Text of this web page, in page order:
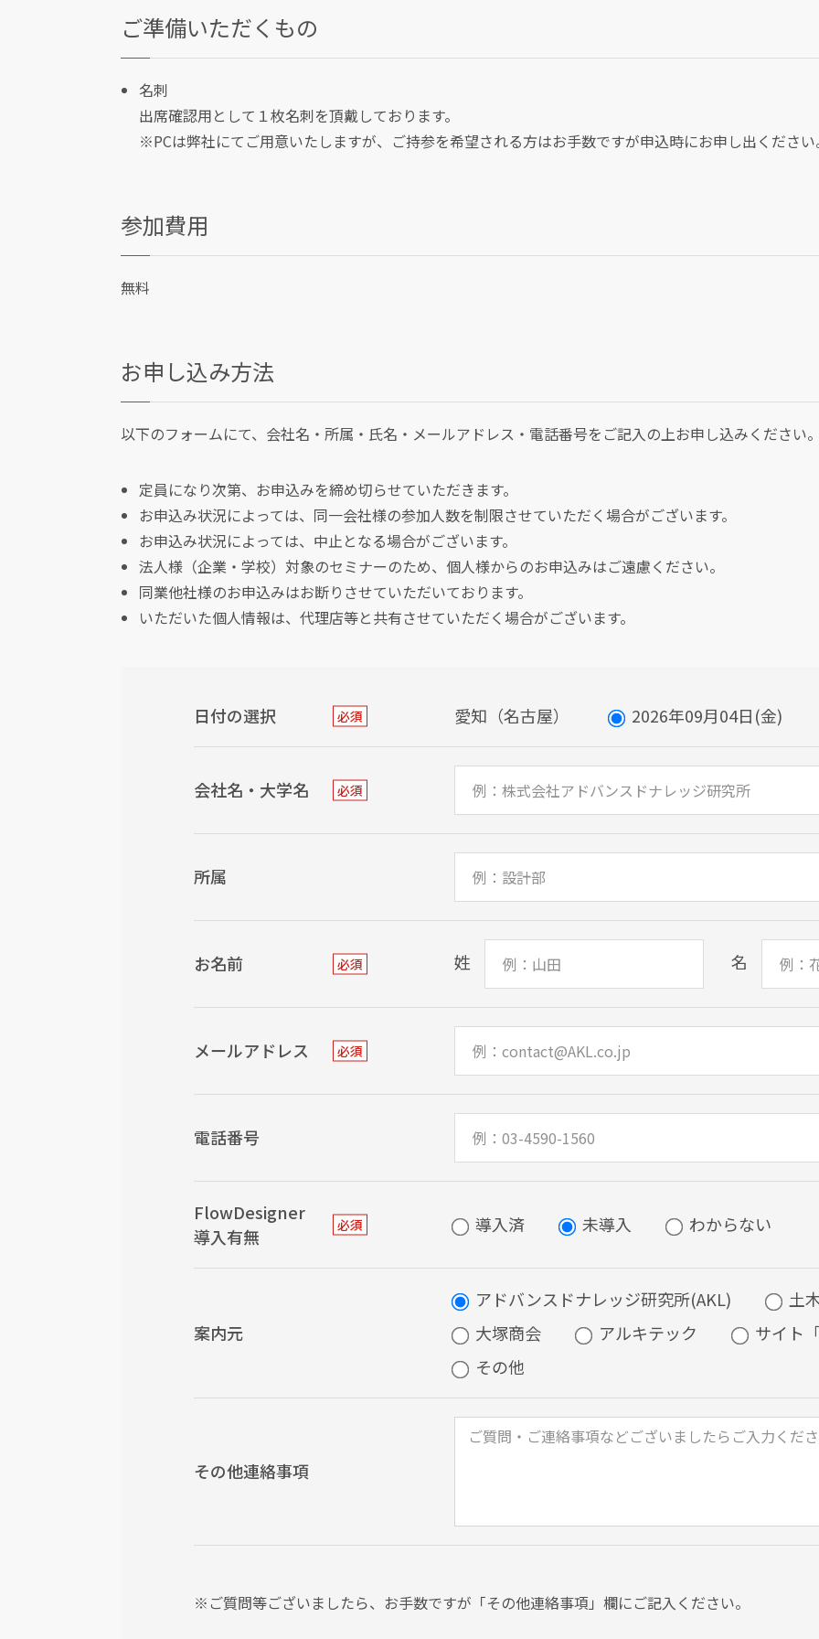
ご準備いただくもの
名刺
出席確認用として１枚名刺を頂戴しております。
※PCは弊社にてご用意いたしますが、ご持参を希望される方はお手数ですが申込時にお申し出くださ
参加費用
無料
お申し込み方法
以下のフォームにて、会社名・所属・氏名・メールアドレス・電話番号をご記入の上お申し込みください
定員になり次第、お申込みを締め切らせていただきます。
お申込み状況によっては、同一会社様の参加人数を制限させていただく場合がございます。
お申込み状況によっては、中止となる場合がございます。
法人様（企業・学校）対象のセミナーのため、個人様からのお申込みはご遠慮ください。
同業他社様のお申込みはお断りさせていただいております。
いただいた個人情報は、代理店等と共有させていただく場合がございます。
日付の選択 必須 愛知（名古屋） 2026年09月04日(金)
会社名・大学名 必須
所属
お名前 必須 姓 名
メールアドレス 必須
電話番号
FlowDesigner
導入有無
必須 導入済 未導入 わからない
案内元
アドバンスドナレッジ研究所(AKL)
土
大塚商会
アルキテック
サイト
その他
その他連絡事項
※ご質問等ございましたら、お手数ですが「その他連絡事項」欄にご記入ください。